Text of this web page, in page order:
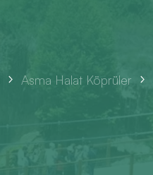
Asma Halat Köprüler